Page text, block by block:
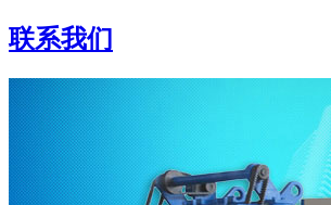
联系我们